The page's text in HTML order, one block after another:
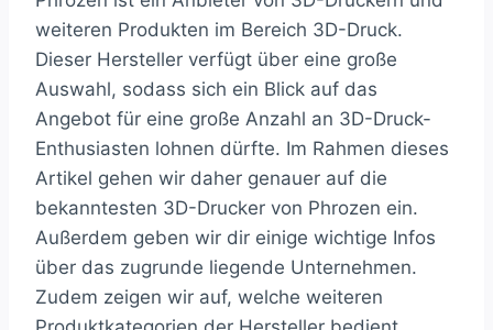
weiteren Produkten im Bereich 3D-Druck.
Dieser Hersteller verfügt über eine große
Auswahl, sodass sich ein Blick auf das
Angebot für eine große Anzahl an 3D-Druck-
Enthusiasten lohnen dürfte. Im Rahmen dieses
Artikel gehen wir daher genauer auf die
bekanntesten 3D-Drucker von Phrozen ein.
Außerdem geben wir dir einige wichtige Infos
über das zugrunde liegende Unternehmen.
Zudem zeigen wir auf, welche weiteren